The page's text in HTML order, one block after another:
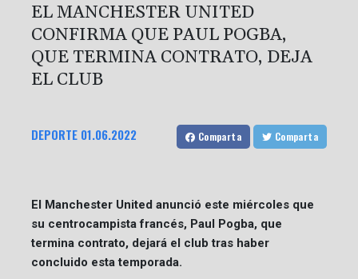
EL MANCHESTER UNITED
CONFIRMA QUE PAUL POGBA,
QUE TERMINA CONTRATO, DEJA
EL CLUB
DEPORTE 01.06.2022 Comparta Comparta
El Manchester United anunció este miércoles que
su centrocampista francés, Paul Pogba, que
termina contrato, dejará el club tras haber
concluido esta temporada.